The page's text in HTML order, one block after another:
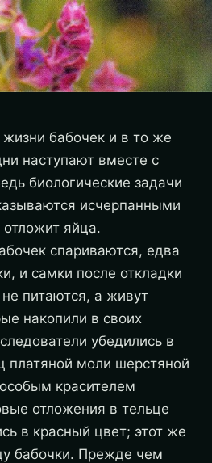
бабочек и в то же
наступают вместе с
биологические задачи
исчерпанными
отложит яйца.
спариваются, едва
и самки после откладки
питаются, а живут
накопили в своих
убедились в
платяной моли шерстяной
красителем
отложения в тельце
в красный цвет; этот же
бабочки. Прежде чем